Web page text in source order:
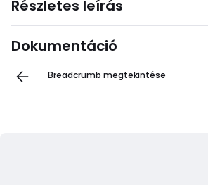
Részletes leírás
Dokumentáció
Breadcrumb megtekintése